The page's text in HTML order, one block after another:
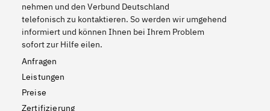
nehmen und den Verbund Deutschland
telefonisch zu kontaktieren. So werden wir umgehend
informiert und können Ihnen bei Ihrem Problem
sofort zur Hilfe eilen.
Anfragen
Leistungen
Preise
Zertifizierung